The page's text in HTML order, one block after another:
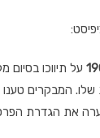
על תיווכו בסיום
שלו. המבקרים
את הגדרת הפרס